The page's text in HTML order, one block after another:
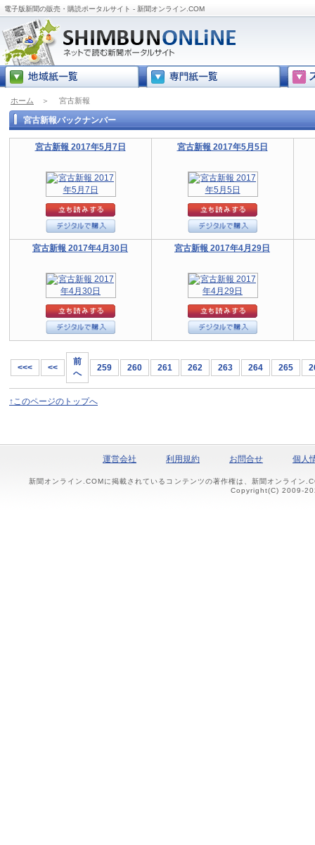
電子版新聞の販売・購読ポータルサイト - 新聞オンライン.COM
ホーム ＞ 宮古新報
宮古新報バックナンバー
宮古新報 2017年5月7日 宮古新報 2017年5月5日
宮古新報 2017年4月30日 宮古新報 2017年4月29日
<<< <<
前
へ
259 260 261 262 263 264 265
↑このページのトップへ
運営会社 利用規約 お問合せ 個人
新聞オンライン.COMに掲載されているコンテンツの著作権は、新聞オンライン
Copyright(C) 2009-